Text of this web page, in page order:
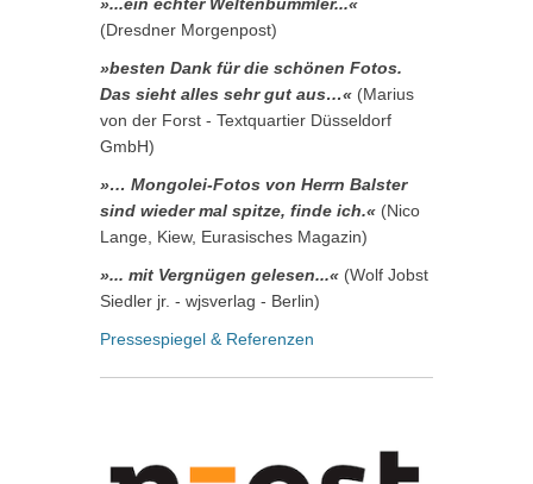
(Dresdner Morgenpost)
»besten Dank für die schönen Fotos.
Das sieht alles sehr gut aus…« (Marius
von der Forst - Textquartier Düsseldorf
GmbH)
»… Mongolei-Fotos von Herrn Balster
sind wieder mal spitze, finde ich.« (Nico
Lange, Kiew, Eurasisches Magazin)
»... mit Vergnügen gelesen...« (Wolf Jobst
Siedler jr. - wjsverlag - Berlin)
Pressespiegel & Referenzen